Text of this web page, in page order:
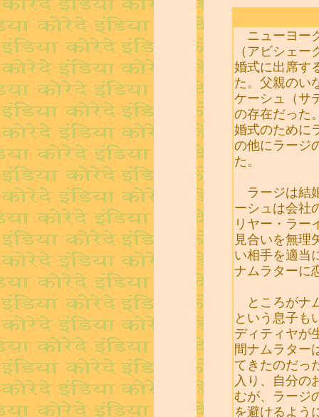
ニューヨー
（アビシェ
婚式に出席す
た。父親のい
ケーシュ（サ
の存在だった
婚式のために
の他にラージ
た。
ラージは結
ーシュは会社
リヤー・ラー
見合いを無理
い相手を適当
ナムラターに
ところがナ
という息子も
ディティヤが
間ナムラター
てきたのだっ
入り、自分の
むが、ラージ
を避けるよう